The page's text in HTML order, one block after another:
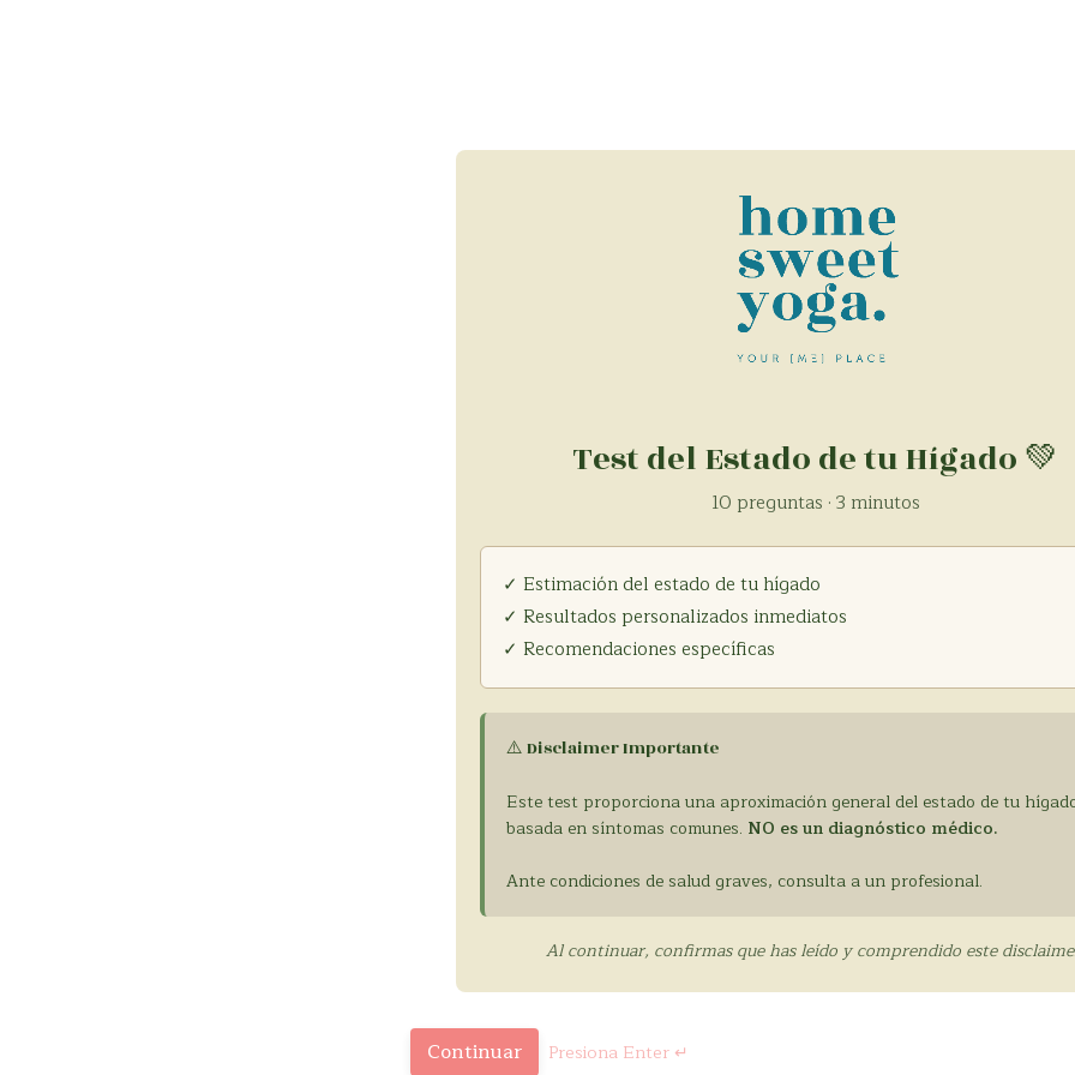
Test del Estado de tu Hígado 💚
10 preguntas · 3 minutos
✓ Estimación del estado de tu hígado
✓ Resultados personalizados inmediatos
✓ Recomendaciones específicas
⚠️ Disclaimer Importante
Este test proporciona una aproximación general del estado de tu
basada en síntomas comunes. NO es un diagnóstico médico.
Ante condiciones de salud graves, consulta a un profesional.
Al continuar, confirmas que has leído y comprendido este
Continuar Presiona Enter ↵